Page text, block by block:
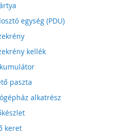
egység (PDU)
kellék
paszta
alkatrész
keret